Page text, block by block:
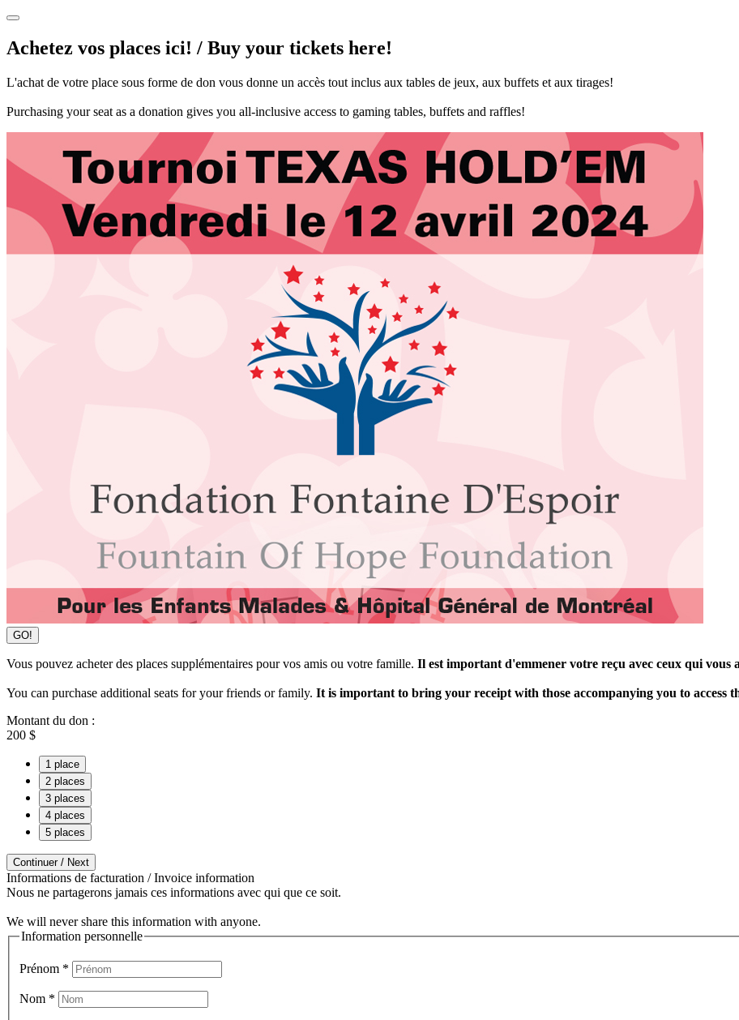
Achetez vos places ici! / Buy your tickets here!
L'achat de votre place sous forme de don vous donne un accès tout inclus aux tables de jeux, aux buffets et aux tirages!
Purchasing your seat as a donation gives you all-inclusive access to gaming tables, buffets and raffles!
GO!
Vous pouvez acheter des places supplémentaires pour vos amis ou votre famille. Il est important d'emmener votre reçu avec ceux qui vous
You can purchase additional seats for your friends or family. It is important to bring your receipt with those accompanying you to access
Montant du don :
200 $
1 place
2 places
3 places
4 places
5 places
Continuer / Next
Informations de facturation / Invoice information
Nous ne partagerons jamais ces informations avec qui que ce soit.
We will never share this information with anyone.
Information personnelle
Prénom *
Nom *